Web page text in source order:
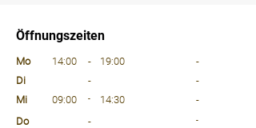
Öffnungszeiten
Mo
14:00 - 19:00
-
Di
-
-
Mi
09:00 - 14:30
-
Do
- -